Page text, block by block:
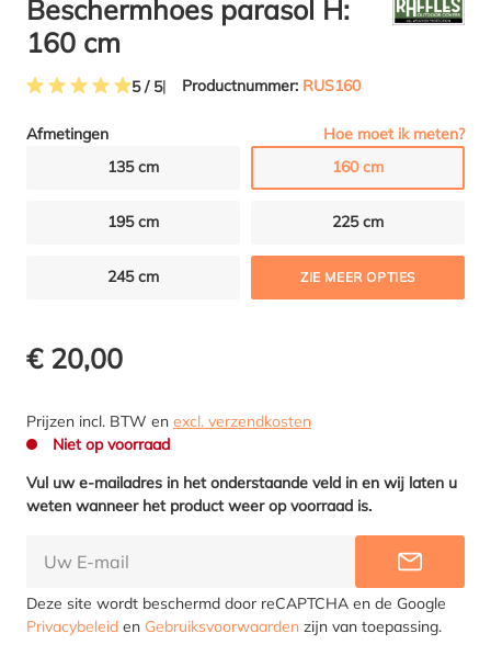
Beschermhoes parasol H:
160 cm
5 / 5 Productnummer: RUS160
Afmetingen
Hoe moet ik meten?
135 cm
160 cm
195 cm 225 cm
245 cm ZIE MEER OPTIES
€ 20,00
Prijzen incl. BTW en excl. verzendkosten
Niet op voorraad
Vul uw e-mailadres in het onderstaande veld in en wij laten u
weten wanneer het product weer op voorraad is.
Deze site wordt beschermd door reCAPTCHA en de Google
Privacybeleid en Gebruiksvoorwaarden zijn van toepassing.